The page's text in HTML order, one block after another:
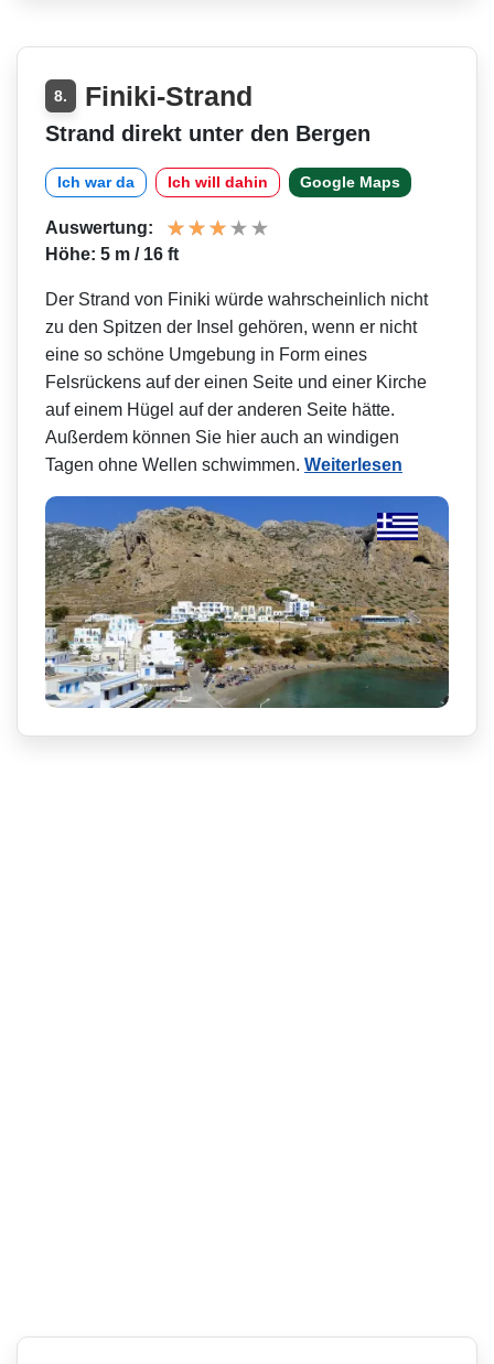
8. Finiki-Strand
Strand direkt unter den Bergen
Ich war da Ich will dahin Google Maps
Auswertung:
Höhe: 5 m / 16 ft
Der Strand von Finiki würde wahrscheinlich nicht
zu den Spitzen der Insel gehören, wenn er nicht
eine so schöne Umgebung in Form eines
Felsrückens auf der einen Seite und einer Kirche
auf einem Hügel auf der anderen Seite hätte.
Außerdem können Sie hier auch an windigen
Tagen ohne Wellen schwimmen. Weiterlesen